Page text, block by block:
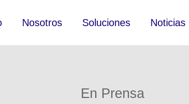
Nosotros Soluciones Noticias
En Prensa